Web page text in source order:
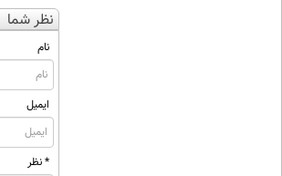
نظر شما
نام
ایمیل
* نظر